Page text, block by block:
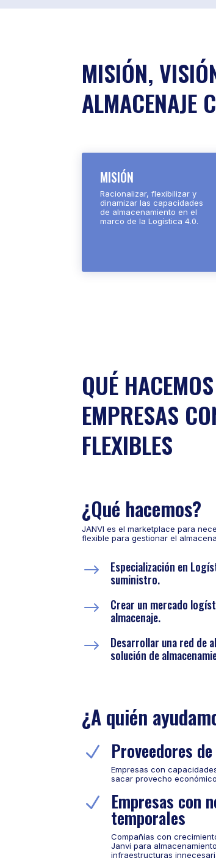
MISIÓN,
ALMACENAJE
MISIÓN
Racionalizar, flexibilizar y
dinamizar las capacidades
de almacenamiento en el
marco de la Logística 4.0.
QUÉ
EMPRESAS
FLEXIBLES
¿Qué hacemos?
JANVI es el marketplace para
flexible para gestionar el
$
Especialización en
suministro.
$
Crear un mercado
almacenaje.
$
Desarrollar una red de
solución de
¿A quién
N Proveedores
Empresas con
sacar provecho
N Empresas con
temporales
Compañías con
Janvi para
infraestructuras